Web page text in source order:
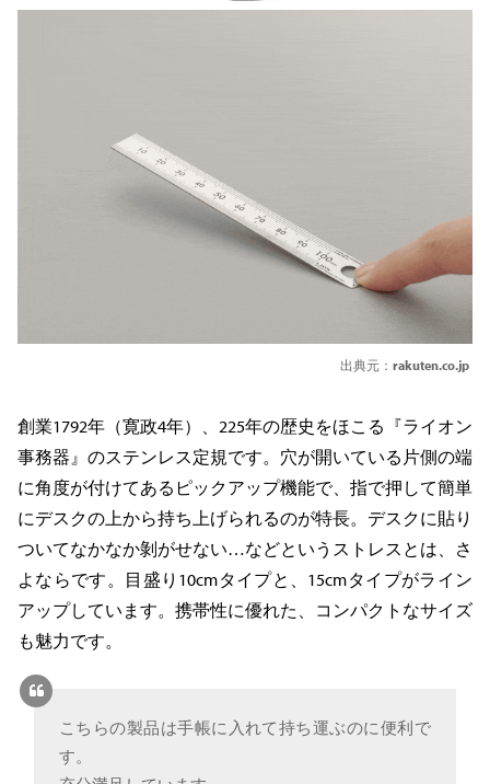
出典元： rakuten.co.jp
創業1792年（寛政4年）、225年の歴史をほこる『ライオン
事務器』のステンレス定規です。穴が開いている片側の端
に角度が付けてあるピックアップ機能で、指で押して簡単
にデスクの上から持ち上げられるのが特長。デスクに貼り
ついてなかなか剝がせない…などというストレスとは、さ
よならです。目盛り10cmタイプと、15cmタイプがライン
アップしています。携帯性に優れた、コンパクトなサイズ
も魅力です。
こちらの製品は手帳に入れて持ち運ぶのに便利で
す。